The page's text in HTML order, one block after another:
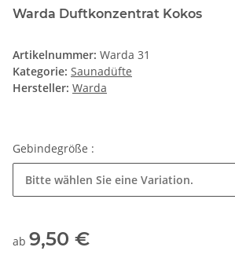
Warda Duftkonzentrat Kokos
Artikelnummer: Warda 31
Kategorie: Saunadüfte
Hersteller: Warda
Gebindegröße :
Bitte wählen Sie eine Variation.
ab 9,50 €